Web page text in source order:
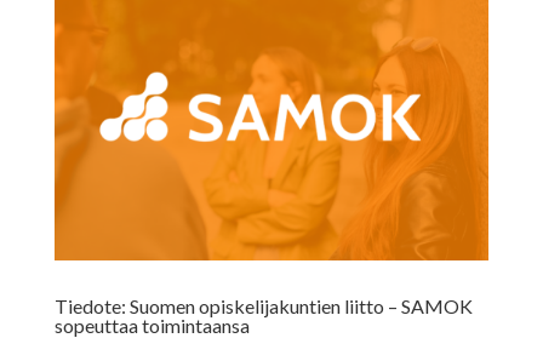
Tiedote: Suomen opiskelijakuntien liitto – SAMOK
sopeuttaa toimintaansa